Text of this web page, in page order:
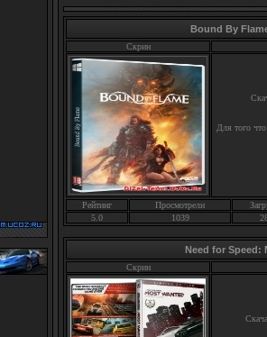
Bound By
Скрин
Для того
Рейтинг Просмотрели
5.0
1039
Need for Speed:
Скрин